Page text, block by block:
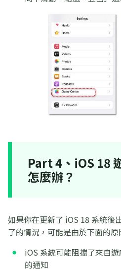
Part 4、iOS 18
怎麼辦？
如果你在更新了 iOS 18 系統後
了的情況，可能是由於下面的原
iOS 系統可能阻擋了來自遊
的通知